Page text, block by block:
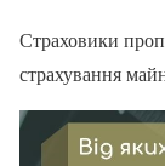
Страховики
страхування